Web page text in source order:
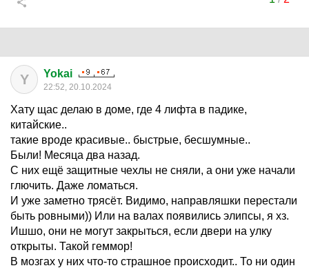
Y Yokai
22:52, 20.10.2024
Хату щас делаю в доме, где 4 лифта в падике,
китайские..
такие вроде красивые.. быстрые, бесшумные..
Были! Месяца два назад.
С них ещё защитные чехлы не сняли, а они уже начали
глючить. Даже ломаться.
И уже заметно трясёт. Видимо, направляшки перестали
быть ровными)) Или на валах появились элипсы, я хз.
Ишшо, они не могут закрыться, если двери на улку
открыты. Такой геммор!
В мозгах у них что-то страшное происходит.. То ни один